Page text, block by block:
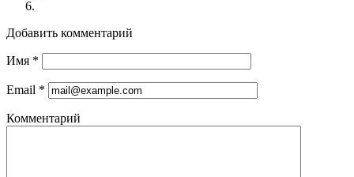
Добавить комментарий
Имя *
Email *
Комментарий